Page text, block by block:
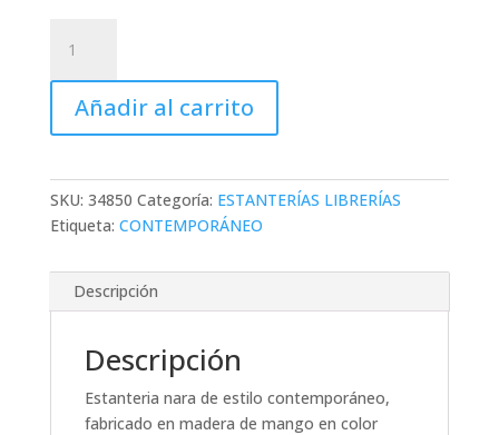
NARA
cantidad
Añadir al carrito
SKU: 34850 Categoría: ESTANTERÍAS LIBRERÍAS
Etiqueta: CONTEMPORÁNEO
Descripción
Descripción
Estanteria nara de estilo contemporáneo,
fabricado en madera de mango en color